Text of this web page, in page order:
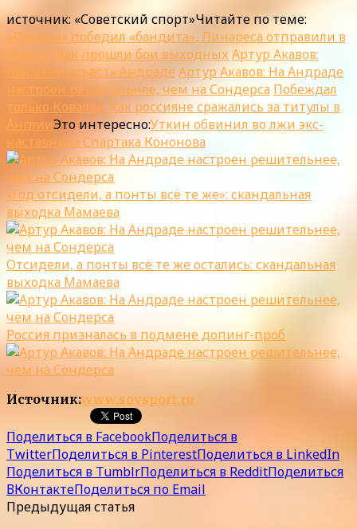
источник: «Советский спорт»Читайте по теме:
«Пакмэн» победил «бандита», Линареса отправили в
нокаут. Как прошли бои выходных Артур Акавов:
Головкин «съест» Андраде Артур Акавов: На Андраде
настроен решительнее, чем на Сондерса Побеждал
только Ковалев. Как россияне сражались за титулы в
АнглииЭто интересно:Уткин обвинил во лжи экс-
наставника Спартака Кононова
«Год отсидели, а понты всё те же»: скандальная
выходка Мамаева
Отсидели, а понты всё те же остались: скандальная
выходка Мамаева
Россия призналась в подмене допинг-проб
Источник:www.sovsport.ru
Поделиться в FacebookПоделиться в
TwitterПоделиться в PinterestПоделиться в LinkedIn
Поделиться в TumblrПоделиться в RedditПоделиться
ВКонтактеПоделиться по Email
Предыдущая статья